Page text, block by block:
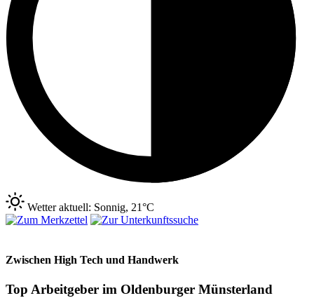
Wetter aktuell: Sonnig, 21°C
Zwischen High Tech und Handwerk
Top Arbeitgeber im Oldenburger Münsterland